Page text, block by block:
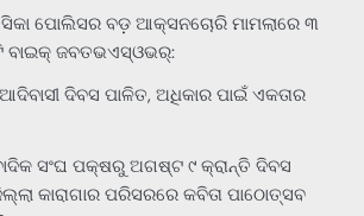
ପୋଲିସର ବଡ଼ ଆକ୍ସନଚୋରି ମାମଲାରେ ୩
ଜବତଭଏସ୍‌ଓଭର୍:
ଦିବସ ପାଳିତ, ଅଧିକାର ପାଇଁ ଏକତାର
ସଂଘ ପକ୍ଷରୁ ଅଗଷ୍ଟ ୯ କ୍ରାନ୍ତି ଦିବସ
କାରାଗାର ପରିସରରେ କବିତା ପାଠୋତ୍ସବ